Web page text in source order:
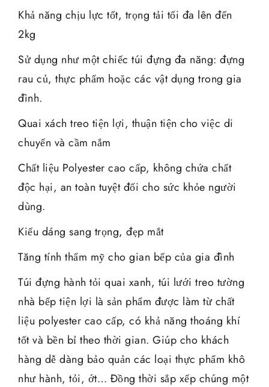
Khả năng chịu lực tốt, trọng tải tối đa lên đến
2kg
Sử dụng như một chiếc túi đựng đa năng: đựng
rau củ, thực phẩm hoặc các vật dụng trong gia
đình.
Quai xách treo tiện lợi, thuận tiện cho việc di
chuyển và cầm nắm
Chất liệu Polyester cao cấp, không chứa chất
độc hại, an toàn tuyệt đối cho sức khỏe người
dùng.
Kiểu dáng sang trọng, đẹp mắt
Tăng tính thẩm mỹ cho gian bếp của gia đình
Túi đựng hành tỏi quai xanh, túi lưới treo tường
nhà bếp tiện lợi là sản phẩm được làm từ chất
liệu polyester cao cấp, có khả năng thoáng khí
tốt và bền bỉ theo thời gian. Giúp cho khách
hàng dễ dàng bảo quản các loại thực phẩm khô
như hành, tỏi, ớt… Đồng thời sắp xếp chúng một